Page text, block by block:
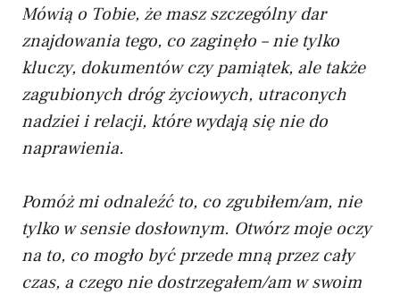
Mówią o Tobie, że masz szczególny dar
znajdowania tego, co zaginęło – nie tylko
kluczy, dokumentów czy pamiątek, ale także
zagubionych dróg życiowych, utraconych
nadziei i relacji, które wydają się nie do
naprawienia.
Pomóż mi odnaleźć to, co zgubiłem/am, nie
tylko w sensie dosłownym. Otwórz moje oczy
na to, co mogło być przede mną przez cały
czas, a czego nie dostrzegałem/am w swoim